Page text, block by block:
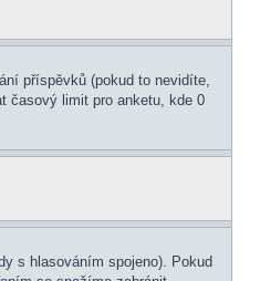
příspěvků (pokud to nevidíte,
časový limit pro anketu, kde 0
s hlasováním spojeno). Pokud